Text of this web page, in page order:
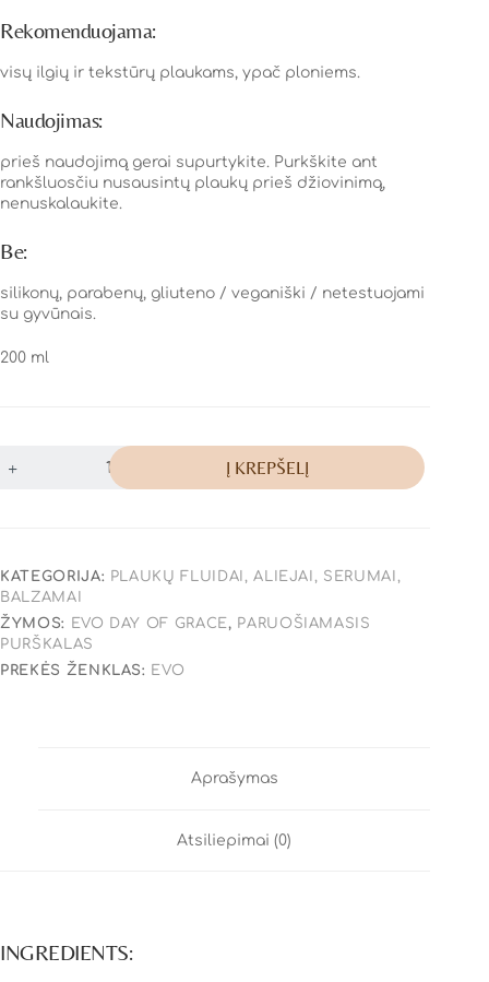
Rekomenduojama:
visų ilgių ir tekstūrų plaukams, ypač ploniems.
Naudojimas:
prieš naudojimą gerai supurtykite. Purkškite ant
rankšluosčiu nusausintų plaukų prieš džiovinimą,
nenuskalaukite.
Be:
silikonų, parabenų, gliuteno / veganiški / netestuojami
su gyvūnais.
200 ml
Į KREPŠELĮ
KATEGORIJA: PLAUKŲ FLUIDAI, ALIEJAI, SERUMAI,
BALZAMAI
ŽYMOS:
EVO DAY OF GRACE, PARUOŠIAMASIS
PURŠKALAS
PREKĖS ŽENKLAS: EVO
Aprašymas
Atsiliepimai (0)
INGREDIENTS: